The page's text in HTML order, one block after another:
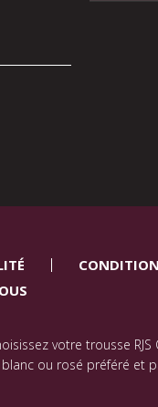
votre trousse
ou rosé préféré et